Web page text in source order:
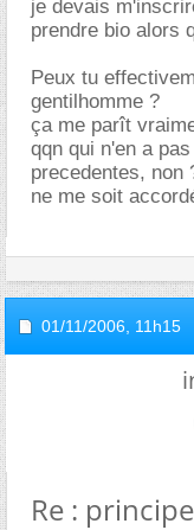
je devais
prendre bio alors
Peux tu
gentilhomme ?
ça me parît
qqn qui n'en a
precedentes, non
ne me soit
01/11/2006, 11h15
Re :